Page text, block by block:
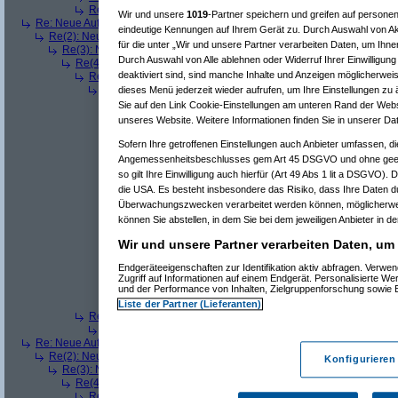
Re(5): Neue Auflösung: 5120x1600(dizo am 11.07.2006,
Re: Neue Auflösung: 5120x1600
teletham 11.07.2006, 13:49:03)
Re(2): Neue Auflösung: 5120x1600( Pervasiveam 11.07.2006,
Re(3): Neue Auflösung: 5120x1600( teletham 11.07.2006, 13:49:42)
Re(4): Neue Auflösung: 5120x1600(Pervasiveam 11.07.2006,
Re(5): Neue Auflösung: 5120x1600(dizoam 11.07.2006,
Re(6): Neue Auflösung: 5120x1600(Pervasiveam
Re(7): Neue Auflösung: 5120x1600(dizoam 11.07.2006,
Re(8): Neue Auflösung: 5120x1600(Pervasiveam
Re(10): Neue Auflösung: 5120x1600( Pervasive
Re(11): Neue Auflösung: 5120x1600(dizoam
Re(12): Neue Auflösung: 5120x1600(phj
Re(13): Neue Auflösung: 5120x1600
Re(14): Neue Auflösung: 5120x1600(
Re(12): Neue Auflösung: 5120x1600(
Re(13): Neue Auflösung: 5120x1600(
Re(15): Neue Auflösung: 5120x1600
Re(16): Neue Auflösung:
Re(17): Neue Auflösung:
Re(18): Neue Auflösung:
Re(5): Neue Auflösung: 5120x1600
Re: Neue Auflösung: 5120x1600
am 11.07.2006, 13:53:45)
Re(2): Neue Auflösung: 5120x1600
am 11.07.2006,
Re(3): Neue Auflösung: 5120x1600
Re(4): Neue Auflösung: 5120x1600
Wir und unsere 1019-Partner speichern und greifen auf
eindeutige Kennungen auf Ihrem Gerät zu. Durch Auswahl von
für die unter „Wir und unsere Partner verarbeiten Daten, um
Durch Auswahl von Alle ablehnen oder Widerruf Ihrer
deaktiviert sind, sind manche Inhalte und Anzeigen
dieses Menü jederzeit wieder aufrufen, um Ihre Einstellungen
Sie auf den Link Cookie-Einstellungen am unteren Rand der
unseres Website. Weitere Informationen finden Sie in unserer
Sofern Ihre getroffenen Einstellungen auch Anbieter umfassen,
Angemessenheitsbeschlusses gem Art 45 DSGVO und ohne
so gilt Ihre Einwilligung auch hierfür (Art 49 Abs 1 lit a DSGVO).
die USA. Es besteht insbesondere das Risiko, dass Ihre Daten
Überwachungszwecken verarbeitet werden können,
können Sie abstellen, in dem Sie bei dem jeweiligen Anbieter in
Wir und unsere Partner verarbeiten Daten,
Endgeräteeigenschaften zur Identifikation aktiv abfragen.
Zugriff auf Informationen auf einem Endgerät. Personalisierte
und der Performance von Inhalten, Zielgruppenforschung sowie
Liste der Partner (Lieferanten)
Konfigurieren